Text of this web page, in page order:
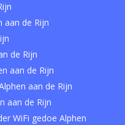
aan de Rijn
de Rijn
aan de Rijn
aan de Rijn
aan de Rijn
WiFi gedoe Alphen